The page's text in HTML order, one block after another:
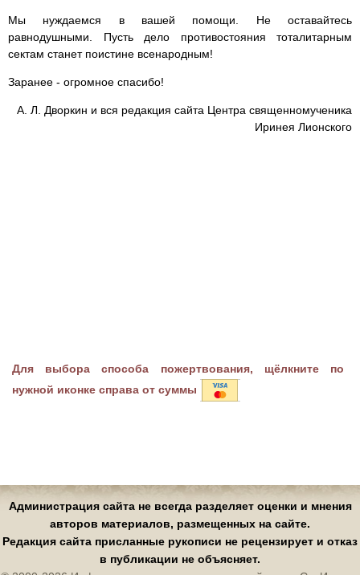
Мы нуждаемся в вашей помощи. Не оставайтесь
равнодушными. Пусть дело противостояния тоталитарным
сектам станет поистине всенародным!
Заранее - огромное спасибо!
А. Л. Дворкин и вся редакция сайта Центра священномученика
Иринея Лионского
Для выбора способа пожертвования, щёлкните по
нужной иконке справа от суммы
Администрация сайта не всегда разделяет оценки и мнения
авторов материалов, размещенных на сайте.
Редакция сайта присланные рукописи не рецензирует и отказ
в публикации не объясняет.